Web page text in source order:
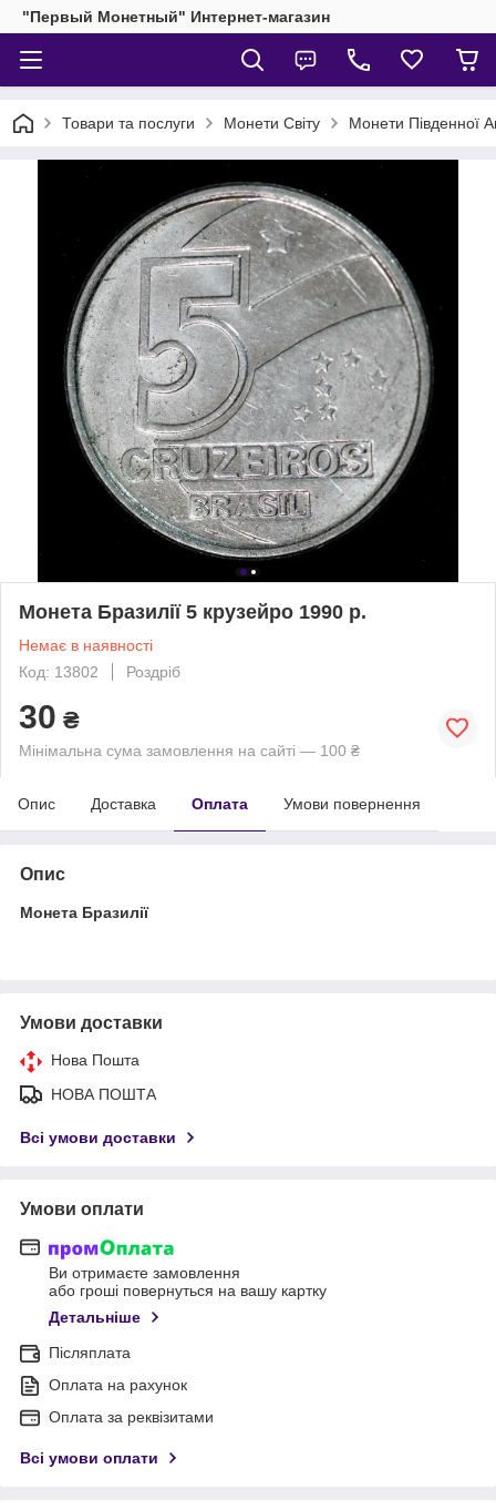
"Первый Монетный" Интернет-магазин
Товари та послуги Монети Світу Монети Південної
Монета Бразилії 5 крузейро 1990 р.
Немає в наявності
Код: 13802
Роздріб
30 ₴
Мінімальна сума замовлення на сайті — 100 ₴
Опис Доставка Оплата Умови повернення
Опис
Монета Бразилії
Умови доставки
Нова Пошта
НОВА ПОШТА
Всі умови доставки
Умови оплати
Ви отримаєте замовлення
або гроші повернуться на вашу картку
Детальніше
Післяплата
Оплата на рахунок
Оплата за реквізитами
Всі умови оплати